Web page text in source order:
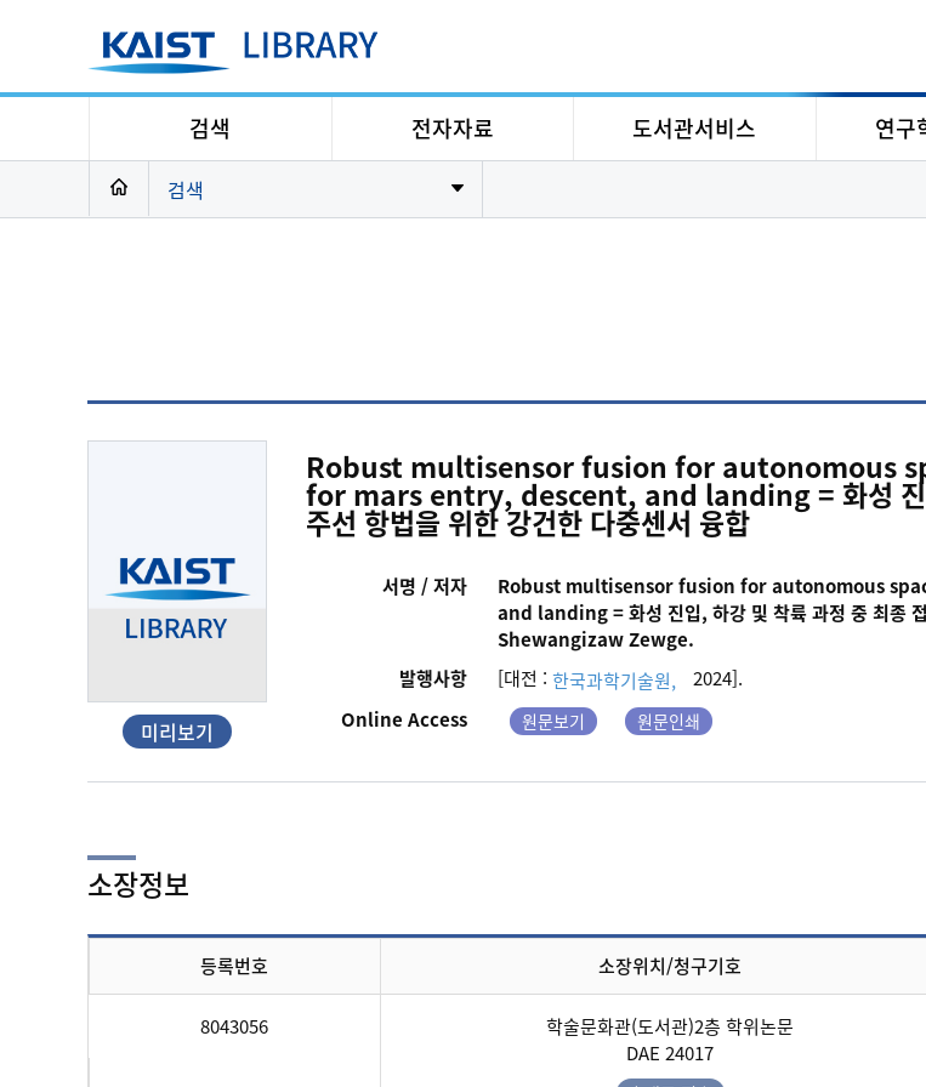
검색 전자자료 도서관서비스 연구
검색
미리보기
Robust multisensor fusion for autonomous
for mars entry, descent, and landing = 화성 진입
주선 항법을 위한 강건한 다중센서 융합
서명 / 저자
Robust multisensor fusion for autonomous
and landing =화성 진입, 하강 및 착륙 과정 중 최종
Shewangizaw Zewge.
발행사항
[대전 : 한국과학기술원,
2024].
Online Access
원문보기 원문인쇄
소장정보
등록번호
8043056
소장위치/청구기호
학술문화관(도서관)2층 학위논문
DAE 24017